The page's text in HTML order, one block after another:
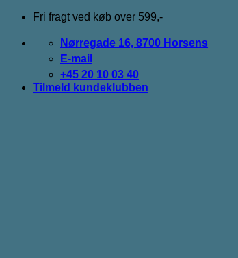
Fortsæt
indhold
Fri fragt ved køb over 599,-
Nørregade 16, 8700 Horsens
E-mail
+45 20 10 03 40
Tilmeld kundeklubben